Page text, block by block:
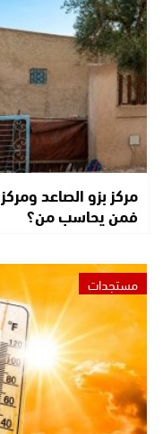
مركز بزو الصاعد
فمن يحاسب من؟
مستجدات